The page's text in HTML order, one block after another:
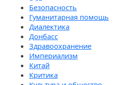
Безопасность
Гуманитарная помощь
Диалектика
Донбасс
Здравоохранение
Империализм
Китай
Критика